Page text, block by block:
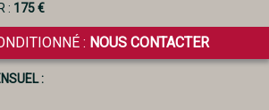
: 175 €
: NOUS CONTACTER
: